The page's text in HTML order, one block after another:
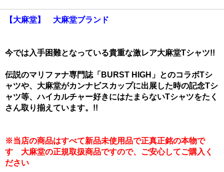
【大麻堂】 大麻堂ブランド
今では入手困難となっている貴重な激レア大麻堂Tシャツ!!
伝説のマリファナ専門誌「BURST HIGH」とのコラボTシ
ャツや、大麻堂がカンナビスカップに出展した時の記念Tシ
ャツ等、ハイカルチャー好きにはたまらないTシャツをたく
さん取り揃えています。!!
※当店の商品はすべて新品未使用品で正真正銘の本物で
す 大麻堂の正規取扱商品ですので、ご安心してご購入く
ださい